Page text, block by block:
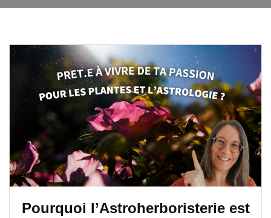
Pourquoi l’Astroherboristerie est